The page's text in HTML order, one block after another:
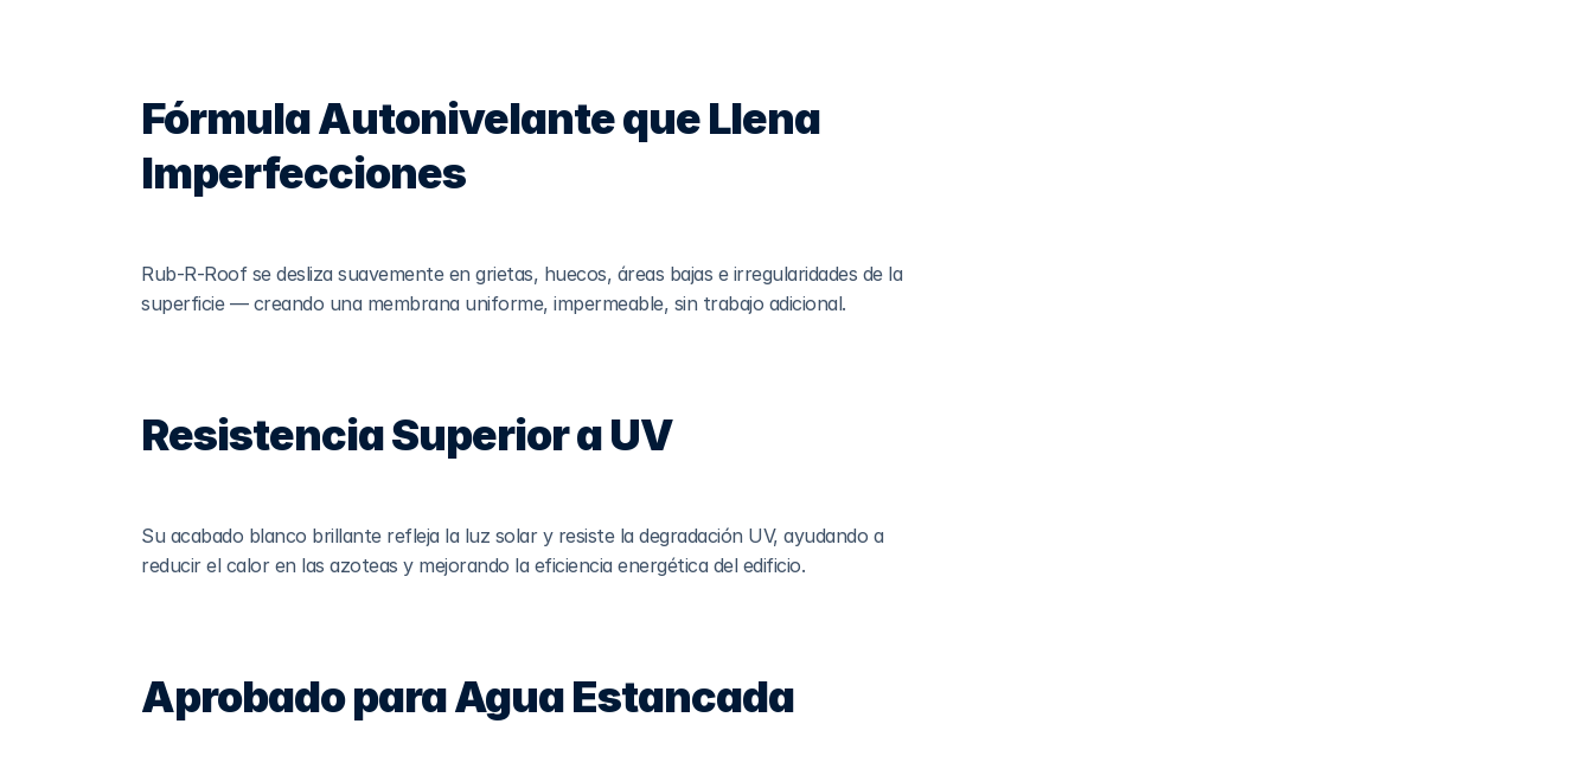
Fórmula Autonivelante que Llena
Imperfecciones
Rub-R-Roof se desliza suavemente en grietas, huecos, áreas bajas e irregularidades de la
superficie — creando una membrana uniforme, impermeable, sin trabajo adicional.
Resistencia Superior a UV
Su acabado blanco brillante refleja la luz solar y resiste la degradación UV, ayudando a
reducir el calor en las azoteas y mejorando la eficiencia energética del edificio.
Aprobado para Agua Estancada